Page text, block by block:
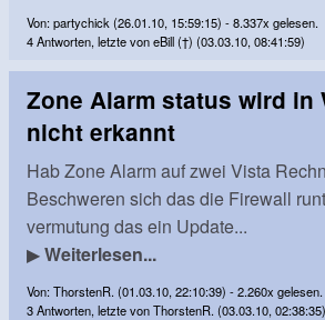
Von: partychick (26.01.10, 15:59:15) - 8.337x gelesen.
4 Antworten, letzte von eBill (†) (03.03.10, 08:41:59)
Zone Alarm status wird in
nicht erkannt
Hab Zone Alarm auf zwei Vista
Beschweren sich das die Firewall
vermutung das ein Update...
▶Weiterlesen...
Von: ThorstenR. (01.03.10, 22:10:39) - 2.260x gelesen.
3 Antworten, letzte von ThorstenR. (03.03.10, 02:38:35)